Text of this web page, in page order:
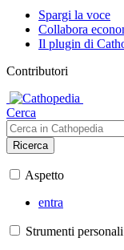
Spargi la voce
Collabora
Il plugin di
Contributori
Cerca
Ricerca
Aspetto
entra
Strumenti personali